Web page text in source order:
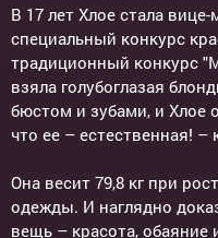
В 17 лет Хлое стала
специальный конкурс
традиционный конкурс
взяла голубоглазая
бюстом и зубами, и Хлое
что ее – естественная! –
Она весит 79,8 кг при
одежды. И наглядно
вещь – красота, обаяние